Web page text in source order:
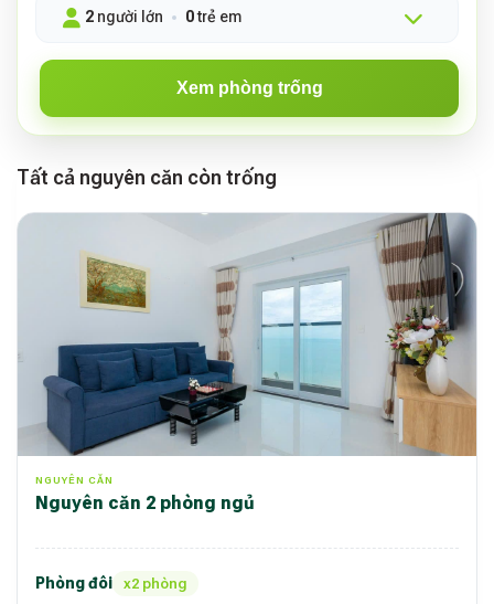
2 người lớn 0trẻ em
Xem phòng trống
Tất cả nguyên căn còn trống
NGUYÊN CĂN
Nguyên căn 2 phòng ngủ
Phòng đôi x2 phòng